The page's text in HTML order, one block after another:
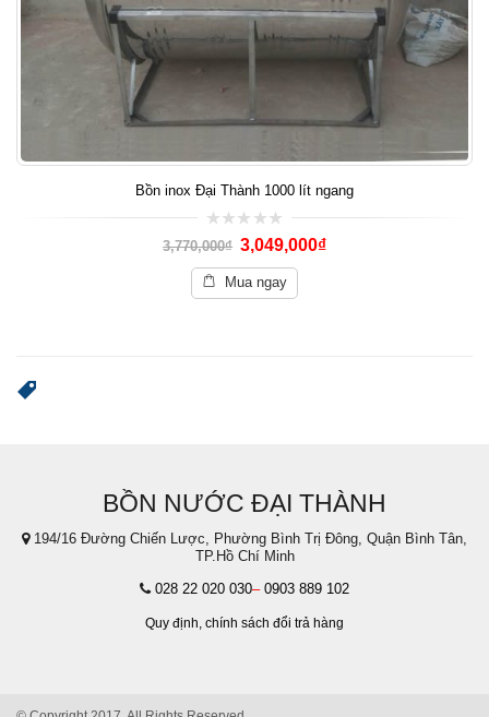
Bồn inox Đại Thành 1000 lít ngang
0
out
of
5
3,770,000₫ 3,049,000₫
Mua ngay
BỒN NƯỚC ĐẠI THÀNH
194/16 Đường Chiến Lược, Phường Bình Trị Đông, Quận Bình Tân,
TP.Hồ Chí Minh
028 22 020 030– 0903 889 102
Quy định, chính sách đổi trả hàng